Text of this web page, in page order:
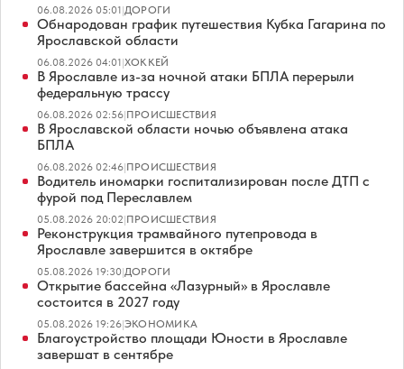
06.08.2026 05:01|ДОРОГИ
Обнародован график путешествия Кубка Гагарина по
Ярославской области
06.08.2026 04:01|ХОККЕЙ
В Ярославле из-за ночной атаки БПЛА перерыли
федеральную трассу
06.08.2026 02:56|ПРОИСШЕСТВИЯ
В Ярославской области ночью объявлена атака
БПЛА
06.08.2026 02:46|ПРОИСШЕСТВИЯ
Водитель иномарки госпитализирован после ДТП с
фурой под Переславлем
05.08.2026 20:02|ПРОИСШЕСТВИЯ
Реконструкция трамвайного путепровода в
Ярославле завершится в октябре
05.08.2026 19:30|ДОРОГИ
Открытие бассейна «Лазурный» в Ярославле
состоится в 2027 году
05.08.2026 19:26|ЭКОНОМИКА
Благоустройство площади Юности в Ярославле
завершат в сентябре